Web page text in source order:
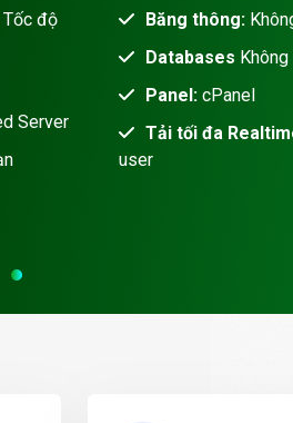
Tốc độ
Server
Băng thông:
Databases
Panel: cPanel
Tải tối đa
user